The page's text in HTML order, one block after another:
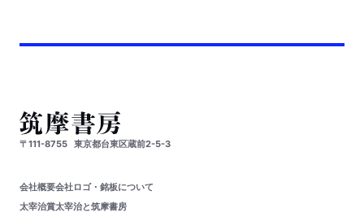
〒111-8755 東京都台東区蔵前2-5-3
会社概要会社ロゴ・銘板について
太宰治賞太宰治と筑摩書房